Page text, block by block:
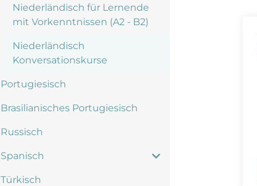
Niederländisch für Lernende
mit Vorkenntnissen (A2 - B2)
Niederländisch
Konversationskurse
Portugiesisch
Brasilianisches Portugiesisch
Russisch
Spanisch
Türkisch